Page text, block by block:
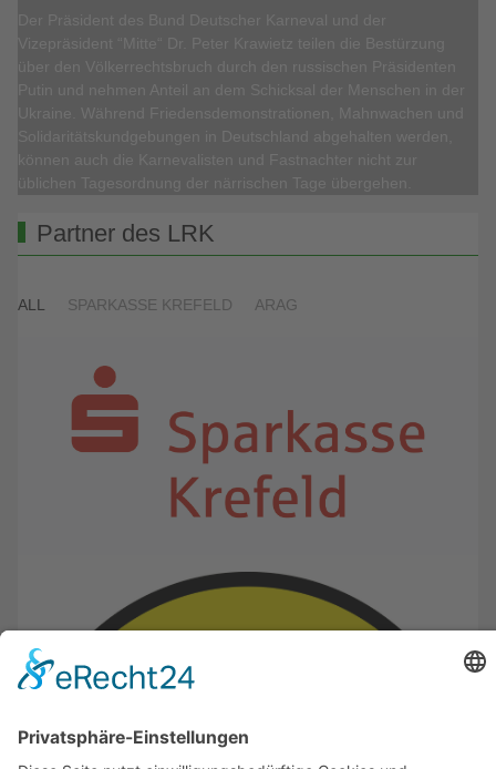
Partner des LRK
ALL SPARKASSE KREFELD ARAG